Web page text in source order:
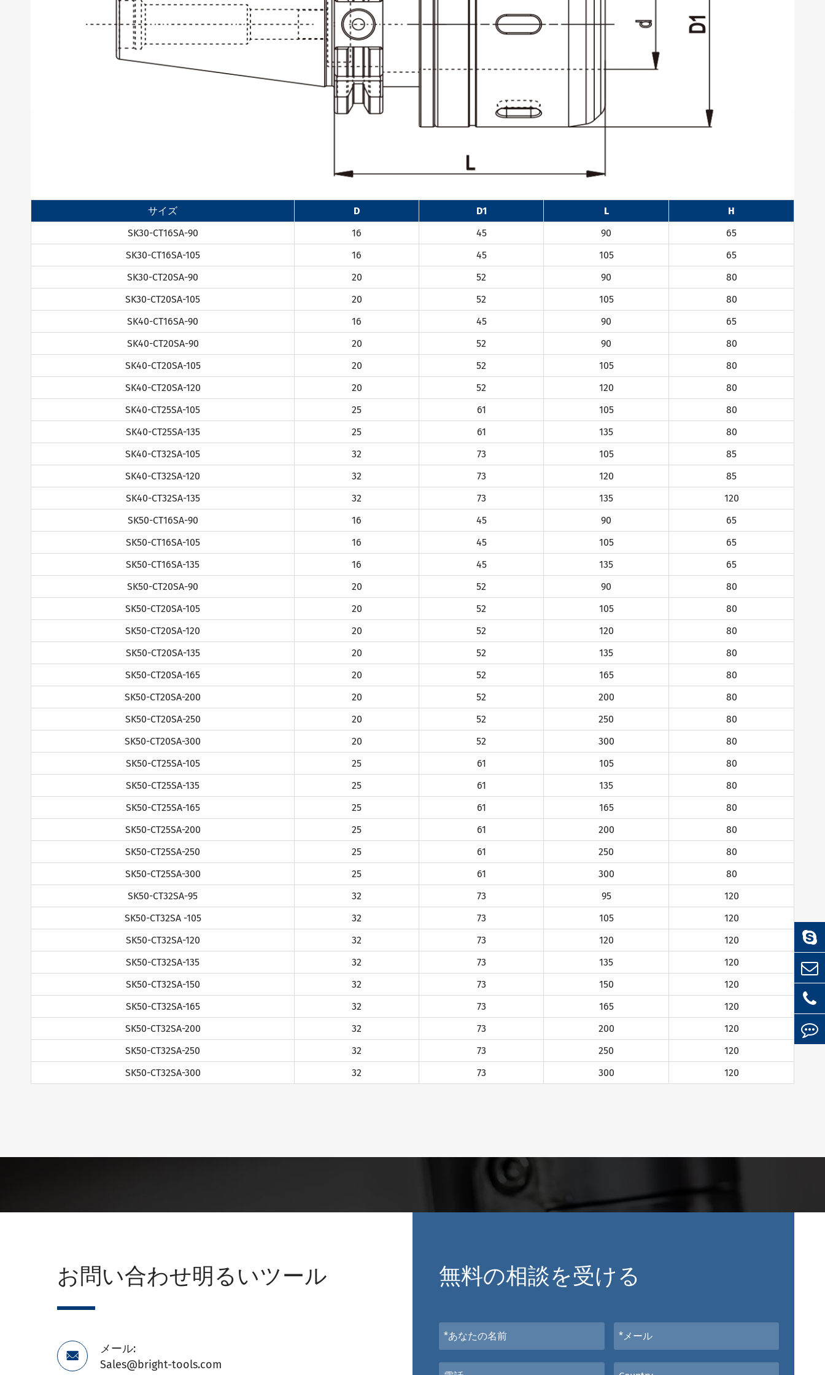
サイズ D D1 L
H
SK30-CT16SA-90
16 45 90
65
SK30-CT16SA-105
16 45 105
65
SK30-CT20SA-90
20 52 90
80
SK30-CT20SA-105
20 52 105
80
SK40-CT16SA-90
16 45 90
65
SK40-CT20SA-90
20 52 90
80
SK40-CT20SA-105
20 52 105
80
SK40-CT20SA-120
20 52 120
80
SK40-CT25SA-105
25 61 105
80
SK40-CT25SA-135
25 61 135
80
SK40-CT32SA-105
32 73 105
85
SK40-CT32SA-120
32 73 120
85
SK40-CT32SA-135
32 73 135
120
SK50-CT16SA-90
16 45 90
65
SK50-CT16SA-105
16 45 105
65
SK50-CT16SA-135
16 45 135
65
SK50-CT20SA-90
20 52 90
80
SK50-CT20SA-105
20 52 105
80
SK50-CT20SA-120
20 52 120
80
SK50-CT20SA-135
20 52 135
80
SK50-CT20SA-165
20 52 165
80
SK50-CT20SA-200
20 52 200
80
SK50-CT20SA-250
20 52 250
80
SK50-CT20SA-300
20 52 300
80
SK50-CT25SA-105
25 61 105
80
SK50-CT25SA-135
25 61 135
80
SK50-CT25SA-165
25 61 165
80
SK50-CT25SA-200
25 61 200
80
SK50-CT25SA-250
25 61 250
80
SK50-CT25SA-300
25 61 300
80
SK50-CT32SA-95
32 73 95
120
SK50-CT32SA -105
32 73 105
120
SK50-CT32SA-120
32 73 120
120
SK50-CT32SA-135
32 73 135
120
SK50-CT32SA-150
32 73 150
120
SK50-CT32SA-165
32 73 165
120
SK50-CT32SA-200
32 73 200
120
SK50-CT32SA-250
32 73 250
120
SK50-CT32SA-300
32 73 300 120
お問い合わせ明るいツール

メール:
Sales@bright-tools.com
無料の相談を受ける